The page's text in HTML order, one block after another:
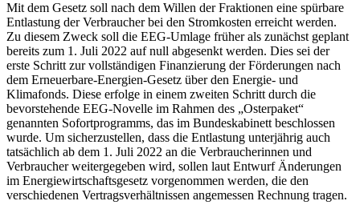
Mit dem Gesetz soll nach dem Willen der Fraktionen eine spürbare
Entlastung der Verbraucher bei den Stromkosten erreicht werden.
Zu diesem Zweck soll die EEG-Umlage früher als zunächst geplant
bereits zum 1. Juli 2022 auf null abgesenkt werden. Dies sei der
erste Schritt zur vollständigen Finanzierung der Förderungen nach
dem Erneuerbare-Energien-Gesetz über den Energie- und
Klimafonds. Diese erfolge in einem zweiten Schritt durch die
bevorstehende EEG-Novelle im Rahmen des „Osterpaket“
genannten Sofortprogramms, das im Bundeskabinett beschlossen
wurde. Um sicherzustellen, dass die Entlastung unterjährig auch
tatsächlich ab dem 1. Juli 2022 an die Verbraucherinnen und
Verbraucher weitergegeben wird, sollen laut Entwurf Änderungen
im Energiewirtschaftsgesetz vorgenommen werden, die den
verschiedenen Vertragsverhältnissen angemessen Rechnung tragen.